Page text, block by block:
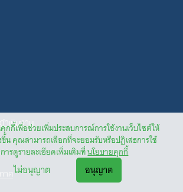
คุกกี้เพื่อช่วยเพิ่มประสบการณ์การใช้งานเว็บไซต์ให้
น คุณสามารถเลือกที่จะยอมรับหรือปฏิเสธการใช้
ารดูรายละเอียดเพิ่มเติมที่นโยบายคุกกี้
ไม่อนุญาต อนุญาต
ำเนินงาน